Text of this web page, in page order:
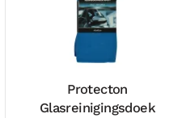
Protecton
Glasreinigingsdoek